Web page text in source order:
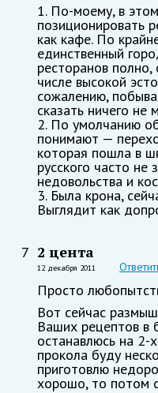
1. По-моему, в
позиционировать
как кафе. По
единственный
ресторанов
числе высокой
сожалению,
сказать ничего не
2. По умолчанию
понимают —
которая пошла в
русского часто не
недовольства и
3. Была крона,
Выглядит как
7 2 цента
12 декабря 2011
Просто
Вот сейчас
Ваших рецептов в
останавлюсь на 2-
прокола буду
приготовлю
хорошо, то потом